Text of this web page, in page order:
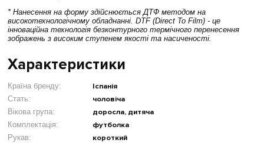
* Нанесення на форму здійснюється ДТФ методом на
високотехнологічному обладнанні. DTF (Direct To Film) - це
інноваційна технологія безконтурного термічного перенесення
зображень з високим ступенем якості та насиченості.
Характеристики
Країна бренду: Іспанія
Стать: чоловіча
Вікова група: доросла, дитяча
Комплектація: футболка
Рукав: короткий